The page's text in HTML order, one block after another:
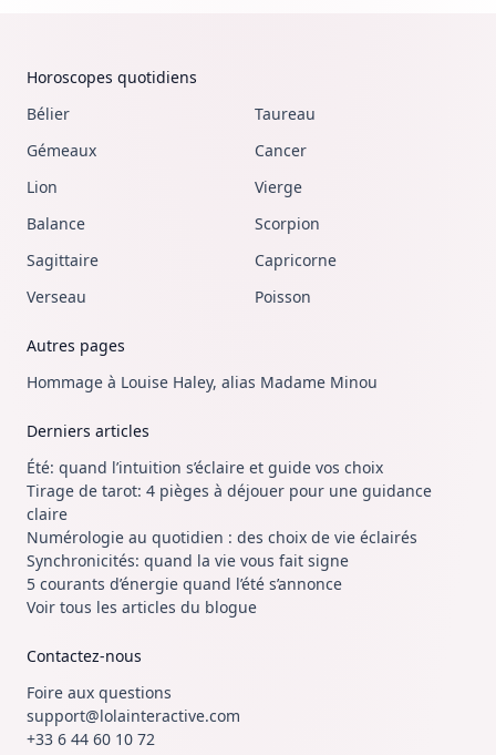
Horoscopes quotidiens
Bélier
Taureau
Gémeaux
Cancer
Lion
Vierge
Balance
Scorpion
Sagittaire
Capricorne
Verseau
Poisson
Autres pages
Hommage à Louise Haley, alias Madame Minou
Derniers articles
Été: quand l’intuition s’éclaire et guide vos choix
Tirage de tarot: 4 pièges à déjouer pour une guidance
claire
Numérologie au quotidien : des choix de vie éclairés
Synchronicités: quand la vie vous fait signe
5 courants d’énergie quand l’été s’annonce
Voir tous les articles du blogue
Contactez-nous
Foire aux questions
support@lolainteractive.com
+33 6 44 60 10 72